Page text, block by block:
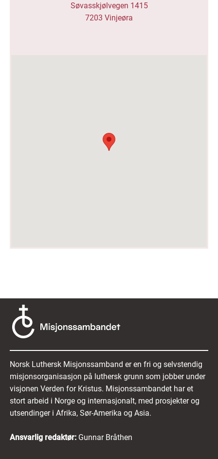
Søvasskjølvegen 1415
7203 Vinjeøra
Norsk Luthersk Misjonssamband er en fri og selvstendig
misjonsorganisasjon på luthersk grunn som jobber under
visjonen Verden for Kristus. Misjonssambandet har et
stort arbeid i Norge og internasjonalt, med prosjekter og
utsendinger i Afrika, Sør-Amerika og Asia.
Ansvarlig redaktør: Gunnar Bråthen